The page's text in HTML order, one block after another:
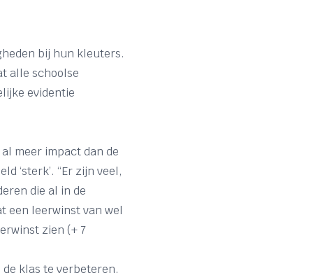
bij hun kleuters.
alle schoolse
evidentie
meer impact dan de
‘sterk’. “Er zijn veel,
die al in de
een leerwinst van wel
zien (+ 7
klas te verbeteren.